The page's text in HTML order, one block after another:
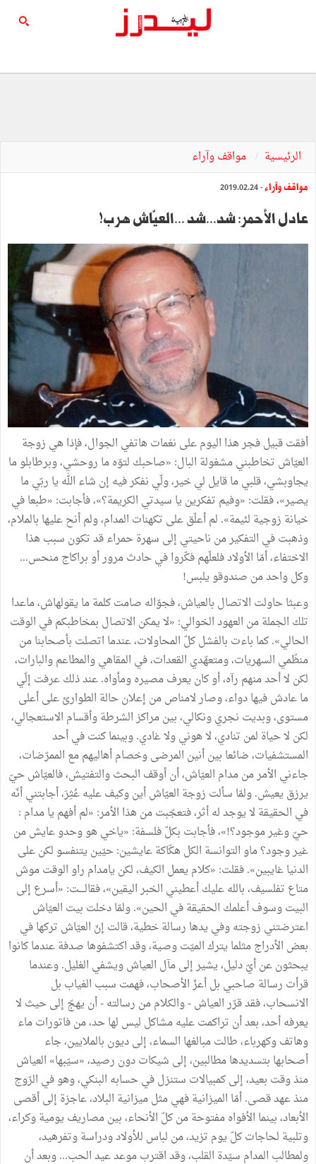
الرئيسية مواقف وآراء
مواقف وآراء- 2019.02.24
عادل الأحمر: شد...شد ...العيّاش هرب!
أفقت قبيل فجر هذا اليوم على نغمات هاتفي الجوال، فإذا هي زوجة
العيّاش تخاطبني مشغولة البال: «صاحبك لتوّه ما روحشي، وبرطابلو ما
يجاوبشي، قلبي ما قايل لي خير، ولّي نفكر فيه إن شاء الله يا ربّي ما
يصير»، فقلت: «وفيم تفكرين يا سيدتي الكريمة؟»، فأجابت: «طبعا في
خيانة زوجية لئيمة». لم أعلّق على تكهنات المدام، ولم أنح عليها بالملام،
وذهبت في التفكير من ناحيتي إلى سهرة حمراء قد تكون سبب هذا
الاختفاء، أمّا الأولاد فلعلّهم فكّروا في حادث مرور أو براكاج منحس...
وكل واحد من صندوقو يلبس!
وعبثا حاولت الاتصال بالعياش، فجوّاله صامت كلمة ما يقولهاش، ماعدا
تلك الجملة من العهود الخوالي: «لا يمكن الاتصال بمخاطبكم في الوقت
الحالي». كما باءت بالفشل كلّ المحاولات، عندما اتصلت بأصحابنا من
منظّمي السهريات، ومتعهّدي القعدات، في المقاهي والمطاعم والبارات،
لكن لا أحد منهم رآه، أو كان يعرف مصيره ومأواه. عند ذلك عرفت إلّي
ما عادش فيها دواء، وصار لامناص من إعلان حالة الطوارئ على أعلى
مستوى، وبديت نجري ونكالي، بين مراكز الشرطة وأقسام الاستعجالي،
لكن لا حياة لمن تنادي، لا هوني ولا غادي. وبينما كنت في أحد
المستشفيات، ضائعا بين أنين المرضى وخصام أهاليهم مع الممرّضات،
جاءني الأمر من مدام العيّاش، أن أوقف البحث والتفتيش، فالعيّاش حيّ
يرزق يعيش. ولمّا سألت زوجة العيّاش أين وكيف عليه عُثِرَ، أجابتني أنّه
في الحقيقة لا يوجد له أثر، فتعجّبت من هذا الأمر: «لم أفهم يا مدام :
حيّ وغير موجود؟!»، فأجابت بكلّ فلسفة: «ياخي هو وحدو عايش من
غير وجود؟ ماو التوانسة الكل هكّاكة عايشين: حيّين يتنفسو لكن على
الدنيا غايبين». فقلت: «كلام يعمل الكيف، لكن يامدام راو الوقت موش
متاع تفلسيف، بالله عليك أعطيني الخبر اليقين»، فقالــــت: «أسرع إلى
البيت وسوف أعلمك الحقيقة في الحين». ولمّا دخلت بيت العيّاش
اعترضتني زوجته وفي يدها رسالة خطية، قالت إنّ العيّاش تركها في
بعض الأدراج مثلما يترك الميّت وصية، وقد اكتشفوها صدفة عندما كانوا
يبحثون عن أيّ دليل، يشير إلى مآل العياش ويشفي الغليل. وعندما
قرأت رسالة صاحبي بل أعزّ الأصحاب، فهمت سبب الغياب بل
الانسحاب، فقد قرّر العياش - والكلام من رسالته - أن يهجّ إلى حيث لا
يعرفه أحد، بعد أن تراكمت عليه مشاكل ليس لها حد، من فاتورات ماء
وهاتف وكهرباء، طالت مبالغها السماء، إلى ديون بالملايين، جاء
أصحابها بتسديدها مطالبين، إلى شيكات دون رصيد، «سيّبها» العياش
منذ وقت بعيد، إلى كمبيالات ستنزل في حسابه البنكي، وهو في الرّوج
منذ عهد قصى. أمّا الميزانية فهي مثل ميزانية البلاد، عاجزة إلى أقصى
الأبعاد، بينما الأفواه مفتوحة من كلّ الأنحاء، بين مصاريف يومية وكراء،
وتلبية لحاجات كلّ يوم تزيد، من لباس للأولاد ودراسة وتفرهيد،
ولمطالب المدام سيّدة القلب، وقد اقترب موعد عيد الحب... وبعد أن